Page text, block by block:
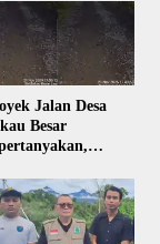
Jalan Desa
Besar
Transparansi